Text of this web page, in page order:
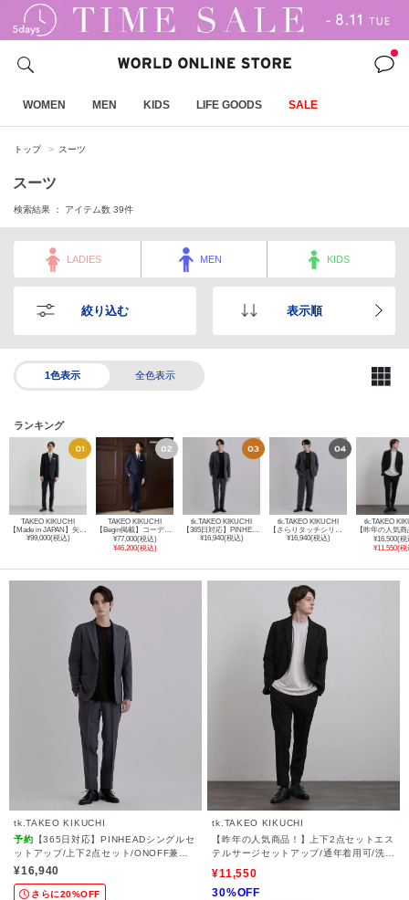
WOMEN MEN KIDS LIFE GOODS SALE
トップ スーツ
スーツ
検索結果 ： アイテム数 39件
LADIES MEN KIDS
絞り込む 表示順
1色表示 全色表示
ランキング
TAKEO KIKUCHI
¥99,000(税込)
TAKEO KIKUCHI
¥77,000(税込)
¥46,200(税込)
tk.TAKEO KIKUCHI
¥16,940(税込)
tk.TAKEO KIKUCHI
¥16,940(税込)
tk.TAKEO
¥16,500(税
¥11,550(税
tk.TAKEO KIKUCHI
予約 【365日対応】PINHEADシングルセ
ットアップ/上下2点セット/ONOFF兼用/
ストレッチ/洗える/イージーケア/シワに
¥16,940
さらに20%OFF
tk.TAKEO KIKUCHI
【昨年の人気商品！】上下2点セットエス
テルサージセットアップ/通年着用可/洗濯
ワイドテーパードパンツ/美シルエット
¥11,550
30%OFF